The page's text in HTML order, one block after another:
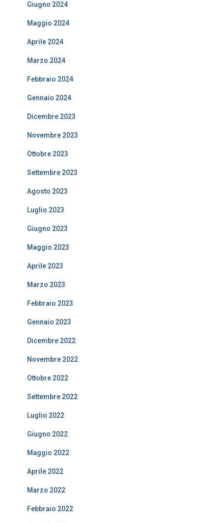
Giugno 2024
Maggio 2024
Aprile 2024
Marzo 2024
Febbraio 2024
Gennaio 2024
Dicembre 2023
Novembre 2023
Ottobre 2023
Settembre 2023
Agosto 2023
Luglio 2023
Giugno 2023
Maggio 2023
Aprile 2023
Marzo 2023
Febbraio 2023
Gennaio 2023
Dicembre 2022
Novembre 2022
Ottobre 2022
Settembre 2022
Luglio 2022
Giugno 2022
Maggio 2022
Aprile 2022
Marzo 2022
Febbraio 2022